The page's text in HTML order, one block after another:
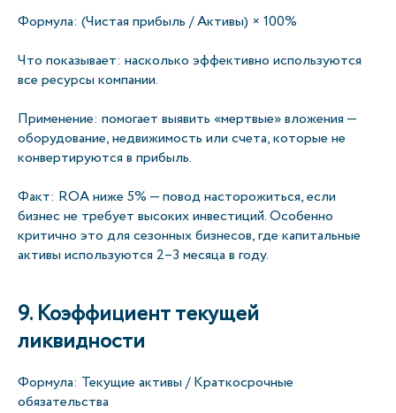
Формула: (Чистая прибыль / Активы) × 100%
Что показывает: насколько эффективно используются
все ресурсы компании.
Применение: помогает выявить «мертвые» вложения —
оборудование, недвижимость или счета, которые не
конвертируются в прибыль.
Факт: ROA ниже 5% — повод насторожиться, если
бизнес не требует высоких инвестиций. Особенно
критично это для сезонных бизнесов, где капитальные
активы используются 2–3 месяца в году.
9. Коэффициент текущей
ликвидности
Формула: Текущие активы / Краткосрочные
обязательства